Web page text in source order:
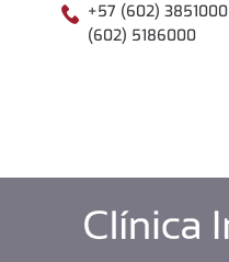
+57 (602)
(602) 5186000